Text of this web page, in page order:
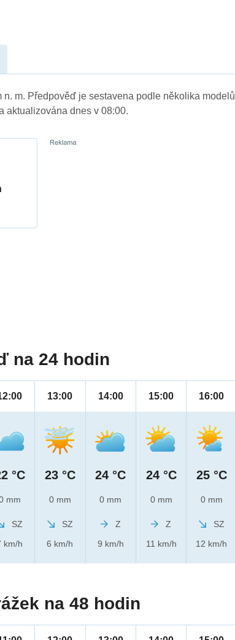
m. Předpověď je sestavena podle několika modelů
aktualizována dnes v 08:00.
na 24 hodin
°C
mm
SZ
km/h
13:00
23 °C
0 mm
SZ
6 km/h
14:00
24 °C
0 mm
Z
9 km/h
15:00
24 °C
0 mm
Z
11 km/h
16:00
25 °C
0 mm
SZ
12 km/h
na 48 hodin